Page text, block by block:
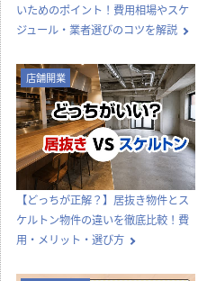
いためのポイント！費用相場やスケ
ジュール・業者選びのコツを解説
店舗開業
【どっちが正解？】居抜き物件とス
ケルトン物件の違いを徹底比較！費
用・メリット・選び方